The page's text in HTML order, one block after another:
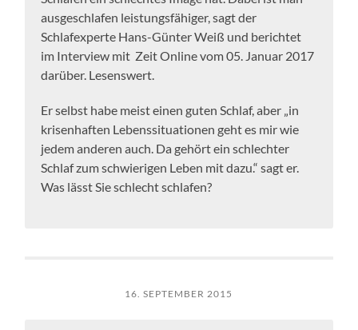
ausgeschlafen leistungsfähiger, sagt der
Schlafexperte Hans-Günter Weiß und berichtet
im Interview mit Zeit Online vom 05. Januar 2017
darüber. Lesenswert.
Er selbst habe meist einen guten Schlaf, aber „in
krisenhaften Lebenssituationen geht es mir wie
jedem anderen auch. Da gehört ein schlechter
Schlaf zum schwierigen Leben mit dazu.“ sagt er.
Was lässt Sie schlecht schlafen?
16. SEPTEMBER 2015